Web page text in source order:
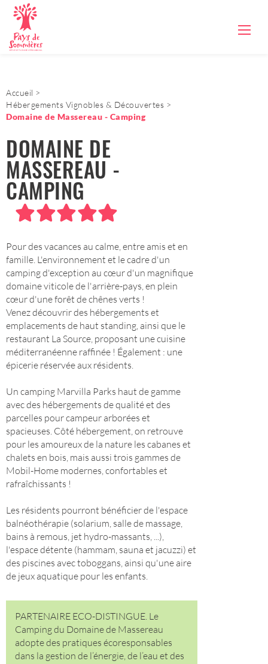
Accueil
Hébergements Vignobles & Découvertes
Domaine de Massereau - Camping
DOMAINE DE
MASSEREAU -
CAMPING
Pour des vacances au calme, entre amis et en
famille. L'environnement et le cadre d'un
camping d'exception au cœur d'un magnifique
domaine viticole de l'arrière-pays, en plein
cœur d'une forêt de chênes verts !
Venez découvrir des hébergements et
emplacements de haut standing, ainsi que le
restaurant La Source, proposant une cuisine
méditerranéenne raffinée ! Également : une
épicerie réservée aux résidents.
Un camping Marvilla Parks haut de gamme
avec des hébergements de qualité et des
parcelles pour campeur arborées et
spacieuses. Côté hébergement, on retrouve
pour les amoureux de la nature les cabanes et
chalets en bois, mais aussi trois gammes de
Mobil-Home modernes, confortables et
rafraîchissants !
Les résidents pourront bénéficier de l'espace
balnéothérapie (solarium, salle de massage,
bains à remous, jet hydro-massants, ...),
l'espace détente (hammam, sauna et jacuzzi) et
des piscines avec toboggans, ainsi qu'une aire
de jeux aquatique pour les enfants.
PARTENAIRE ECO-DISTINGUE. Le
Camping du Domaine de Massereau
adopte des pratiques écoresponsables
dans la gestion de l’énergie, de l’eau et des